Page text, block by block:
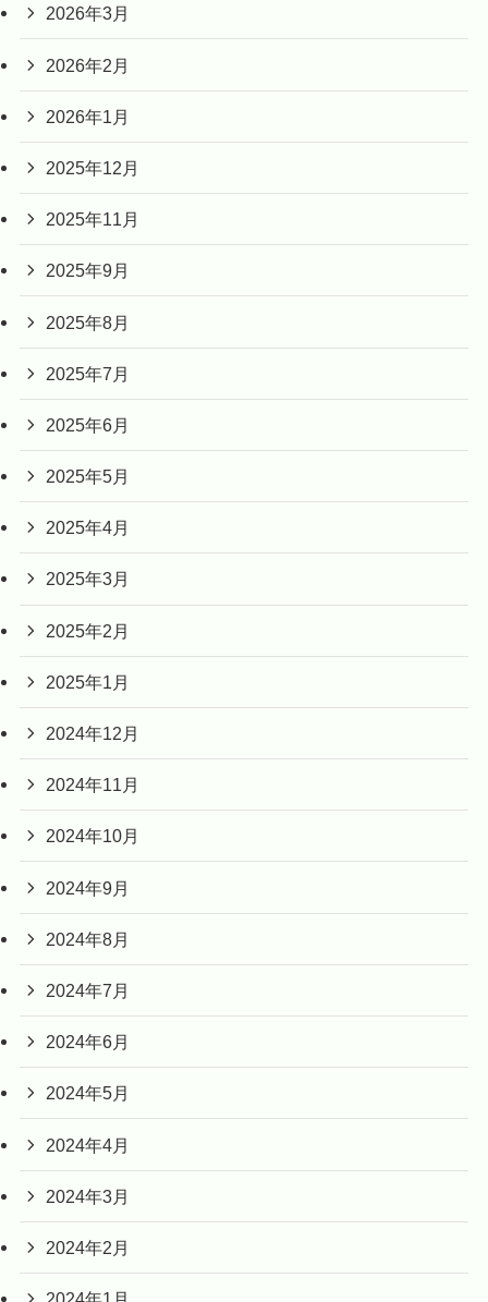
2026年3月
2026年2月
2026年1月
2025年12月
2025年11月
2025年9月
2025年8月
2025年7月
2025年6月
2025年5月
2025年4月
2025年3月
2025年2月
2025年1月
2024年12月
2024年11月
2024年10月
2024年9月
2024年8月
2024年7月
2024年6月
2024年5月
2024年4月
2024年3月
2024年2月